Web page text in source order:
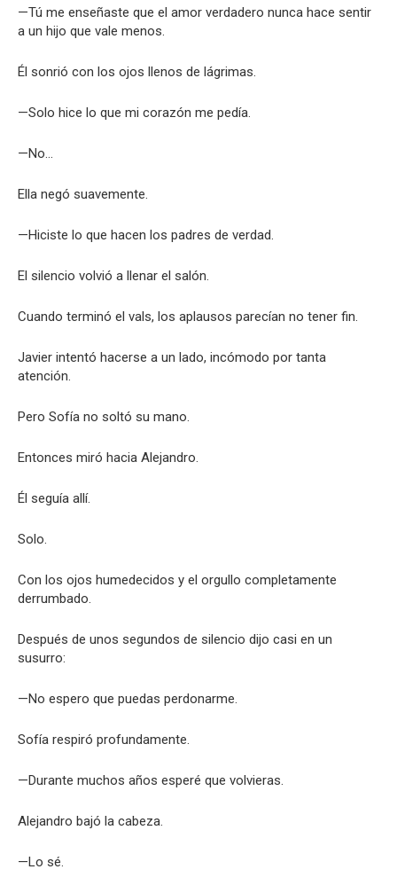
—Tú me enseñaste que el amor verdadero nunca hace sentir
a un hijo que vale menos.
Él sonrió con los ojos llenos de lágrimas.
—Solo hice lo que mi corazón me pedía.
—No…
Ella negó suavemente.
—Hiciste lo que hacen los padres de verdad.
El silencio volvió a llenar el salón.
Cuando terminó el vals, los aplausos parecían no tener fin.
Javier intentó hacerse a un lado, incómodo por tanta
atención.
Pero Sofía no soltó su mano.
Entonces miró hacia Alejandro.
Él seguía allí.
Solo.
Con los ojos humedecidos y el orgullo completamente
derrumbado.
Después de unos segundos de silencio dijo casi en un
susurro:
—No espero que puedas perdonarme.
Sofía respiró profundamente.
—Durante muchos años esperé que volvieras.
Alejandro bajó la cabeza.
—Lo sé.